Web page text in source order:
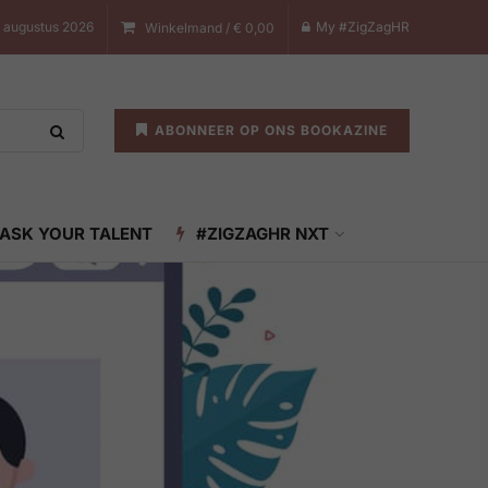
2026 Winkelmand / € 0,00 My #ZigZagHR
ABONNEER OP ONS BOOKAZINE
YOUR TALENT #ZIGZAGHR NXT